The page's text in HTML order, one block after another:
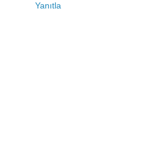
Yanıtla